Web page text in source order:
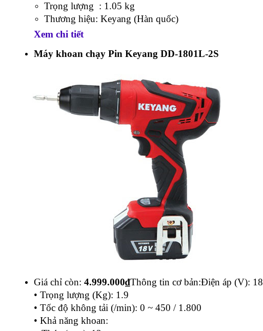
Trọng lượng : 1.05 kg
Thương hiệu: Keyang (Hàn quốc)
Xem chi tiết
Máy khoan chạy Pin Keyang DD-1801L-2S
Giá chỉ còn: 4.999.000₫Thông tin cơ bản:Điện áp (V): 18
• Trọng lượng (Kg): 1.9
• Tốc độ không tải (/min): 0 ~ 450 / 1.800
• Khả năng khoan: